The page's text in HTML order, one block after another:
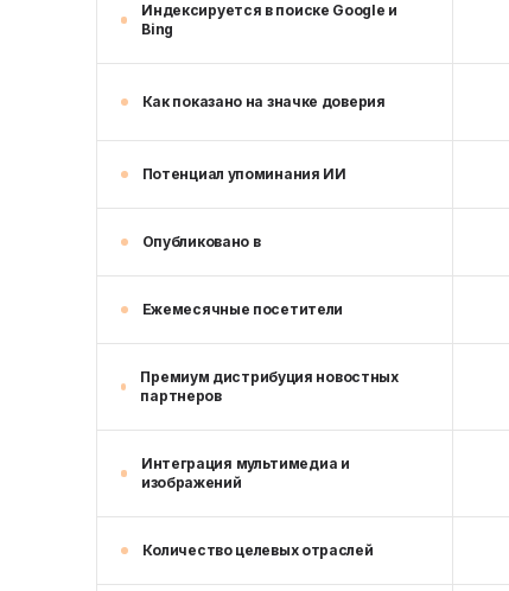
Индексируется в поиске Google и
Bing
Как показано на значке доверия
Потенциал упоминания ИИ
Опубликовано в
Ежемесячные посетители
Премиум дистрибуция новостных
партнеров
Интеграция мультимедиа и
изображений
Количество целевых отраслей